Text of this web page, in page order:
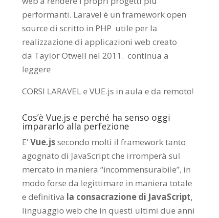
performanti. Laravel è un framework open
source di scritto in PHP utile per la
realizzazione di applicazioni web creato
da Taylor Otwell nel 2011. continua a
leggere
CORSI LARAVEL e VUE.js in aula e da remoto!
Cos’è Vue.js e perché ha senso oggi
impararlo alla perfezione
E’Vue.jssecondo molti il framework tanto
agognato di JavaScript che irromperà sul
mercato in maniera “incommensurabile”, in
modo forse da legittimare in maniera totale
e definitiva la consacrazione di JavaScript,
linguaggio web che in questi ultimi due anni